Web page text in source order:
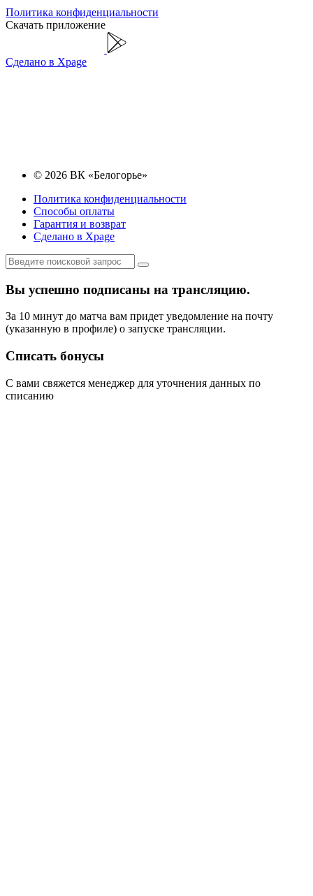
Политика конфиденциальности
Скачать приложение
Сделано в Xpage
© 2026 ВК «Белогорье»
Политика конфиденциальности
Способы оплаты
Гарантия и возврат
Сделано в Xpage
Вы успешно подписаны на трансляцию.
За 10 минут до матча вам придет уведомление на почту
(указанную в профиле) о запуске трансляции.
Списать бонусы
С вами свяжется менеджер для уточнения данных по
списанию